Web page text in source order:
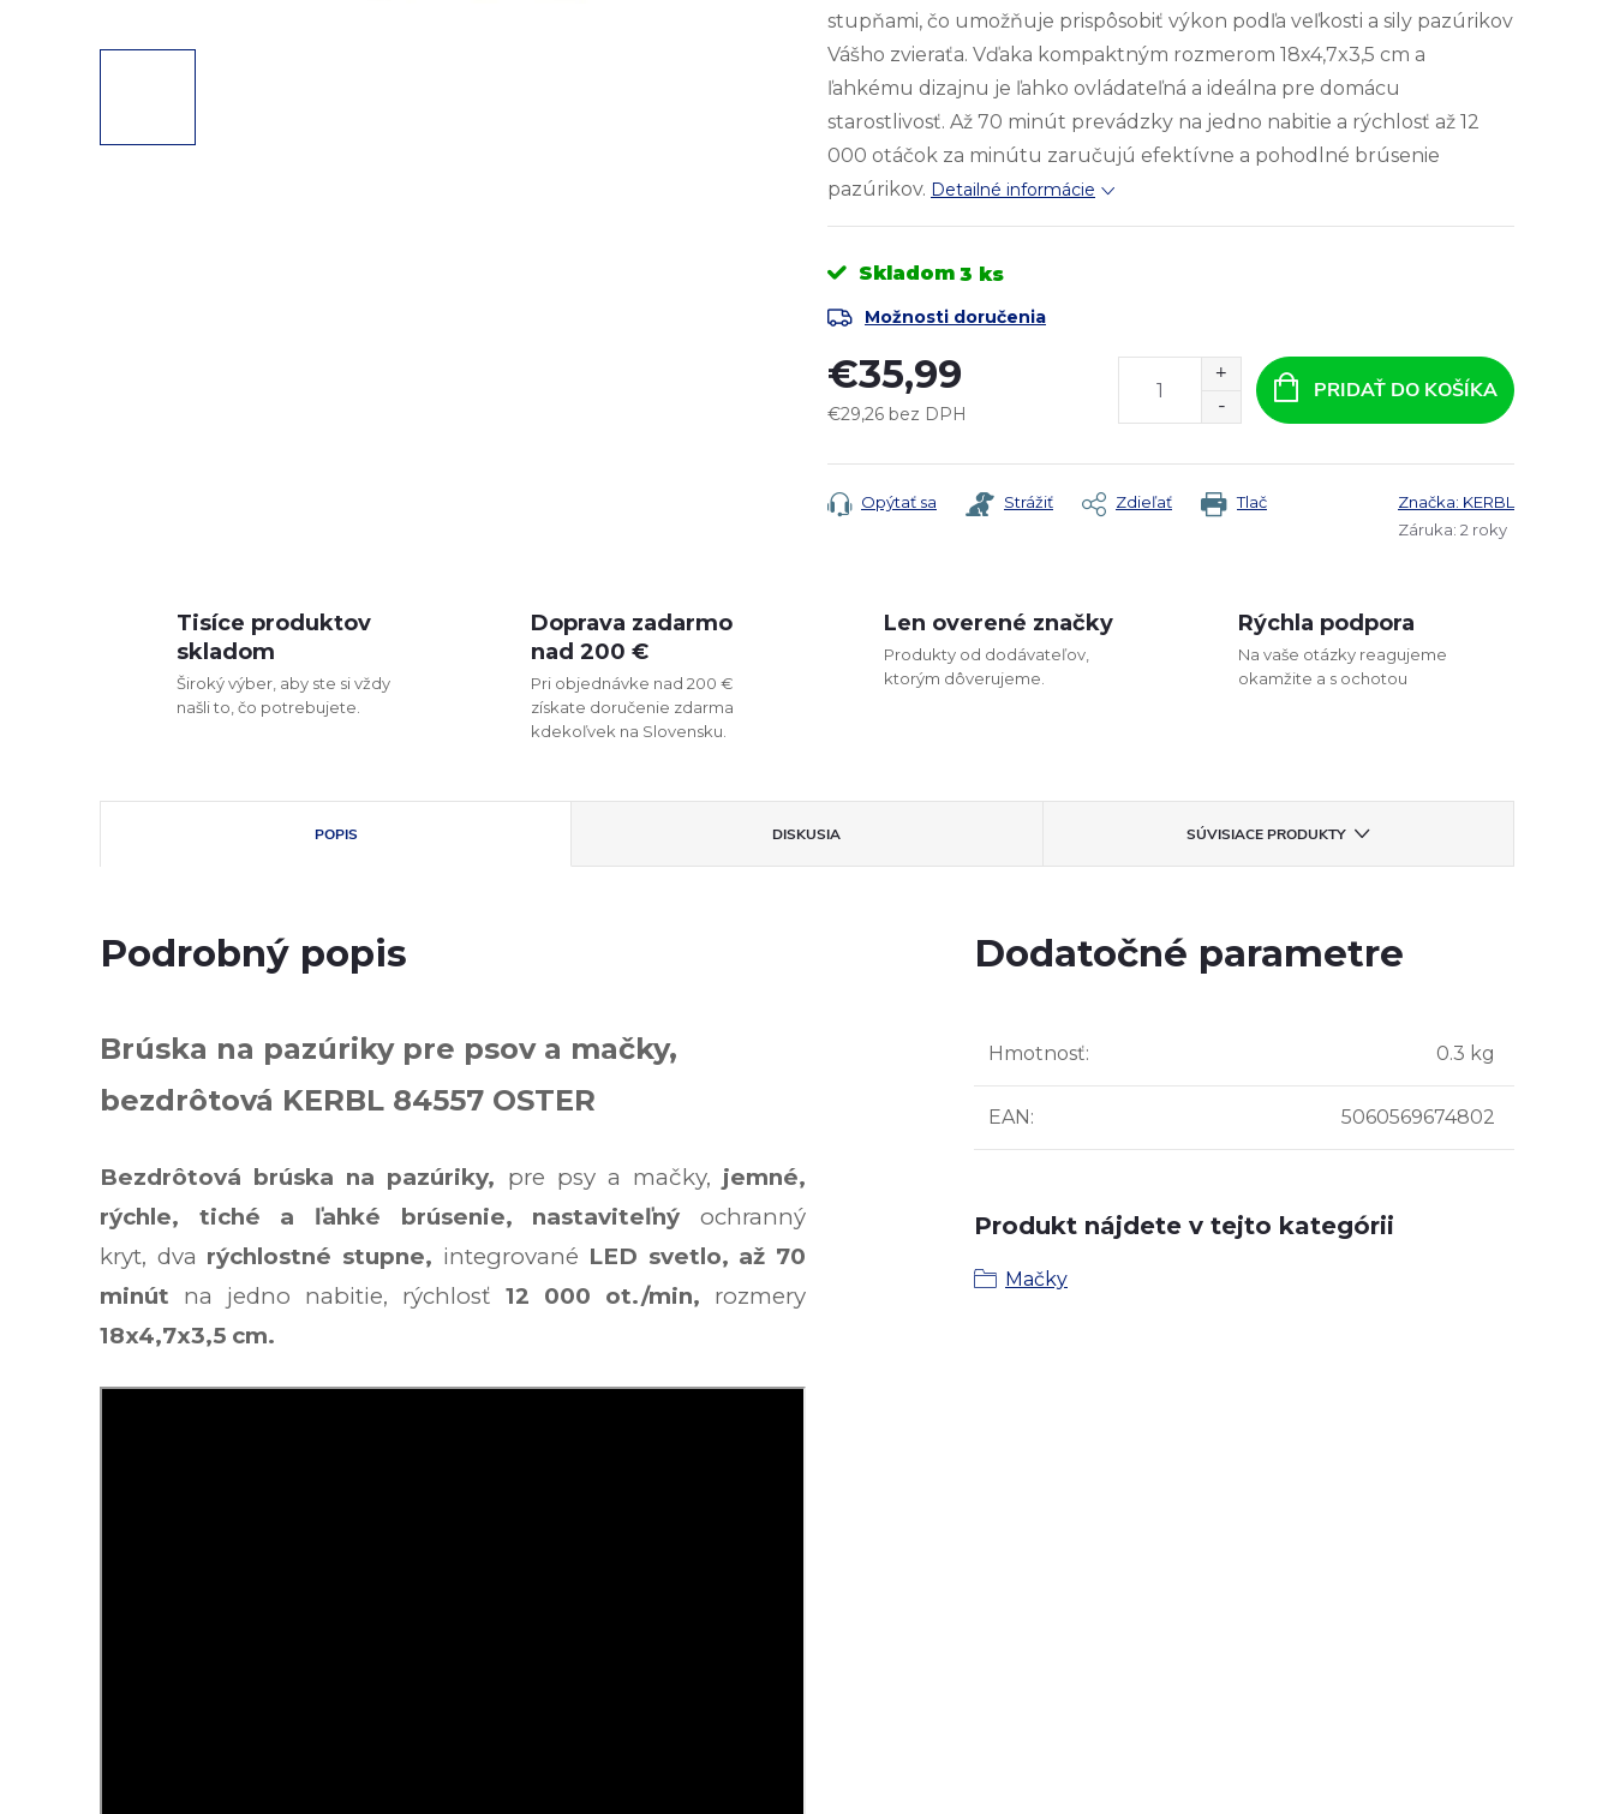
stupňami, čo umožňuje prispôsobiť výkon podľa veľkosti a sily pazúrikov
Vášho zvieraťa. Vďaka kompaktným rozmerom 18x4,7x3,5 cm a
ľahkému dizajnu je ľahko ovládateľná a ideálna pre domácu
starostlivosť. Až 70 minút prevádzky na jedno nabitie a rýchlosť až 12
000 otáčok za minútu zaručujú efektívne a pohodlné brúsenie
pazúrikov. Detailné informácie
Skladom 3 ks
Možnosti doručenia
€35,99
€29,26 bez DPH
cena:
PRIDAŤ DO KOŠÍKA
Tlač
Opýtať sa Strážiť Zdieľať Značka: KERBL
Záruka: 2 roky
Tisíce produktov
skladom
Široký výber, aby ste si vždy
našli to, čo potrebujete.
Doprava zadarmo
nad 200 €
Pri objednávke nad 200 €
získate doručenie zdarma
kdekoľvek na Slovensku.
Len overené značky
Produkty od dodávateľov,
ktorým dôverujeme.
Rýchla podpora
Na vaše otázky reagujeme
okamžite a s ochotou
POPIS DISKUSIA SÚVISIACE PRODUKTY
Podrobný popis
Brúska na pazúriky pre psov a mačky,
bezdrôtová KERBL 84557 OSTER
Bezdrôtová brúska na pazúriky, pre psy a mačky, jemné,
rýchle, tiché a ľahké brúsenie, nastaviteľný ochranný
kryt, dva rýchlostné stupne, integrované LED svetlo, až 70
minút na jedno nabitie, rýchlosť 12 000 ot./min, rozmery
18x4,7x3,5 cm.
Dodatočné parametre
Hmotnosť: 0.3 kg
EAN: 5060569674802
Produkt nájdete v tejto kategórii
Mačky